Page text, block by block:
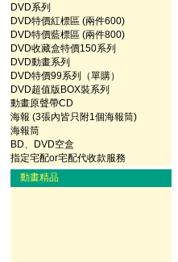
DVD系列
DVD特價紅標區 (兩件600)
DVD特價藍標區 (兩件800)
DVD收藏盒特價150系列
DVD動畫系列
DVD特價99系列（單購）
DVD超值版BOX裝系列
動畫原聲帶CD
海報 (3張內皆只附1個海報筒)
海報筒
BD、DVD空盒
指定宅配or宅配代收款服務
動畫精品